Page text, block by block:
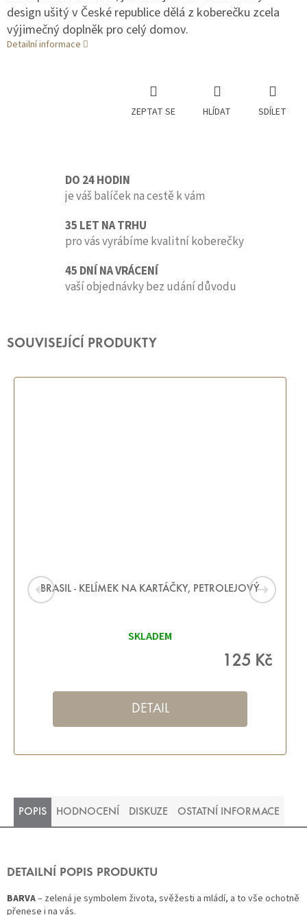
design ušitý v České republice dělá z koberečku zcela
výjimečný doplněk pro celý domov.
Detailní informace
ZEPTAT SE HLÍDAT SDÍLET
DO 24 HODIN
je váš balíček na cestě k vám
35 LET NA TRHU
pro vás vyrábíme kvalitní koberečky
45 DNÍ NA VRÁCENÍ
vaší objednávky bez udání důvodu
SOUVISEJÍCÍ PRODUKTY
BRASIL - KELÍMEK NA KARTÁČKY, PETROLEJOVÝ
SKLADEM
125 Kč
DETAIL
POPIS HODNOCENÍ DISKUZE OSTATNÍ INFORMACE
DETAILNÍ POPIS PRODUKTU
BARVA– zelená je symbolem života, svěžesti a mládí, a to vše ochotně
přenese i na vás.